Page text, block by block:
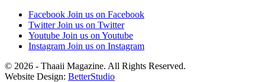
Facebook Join us on Facebook
Twitter Join us on Twitter
Youtube Join us on Youtube
Instagram Join us on Instagram
© 2026 - Thaaii Magazine. All Rights Reserved.
Website Design: BetterStudio